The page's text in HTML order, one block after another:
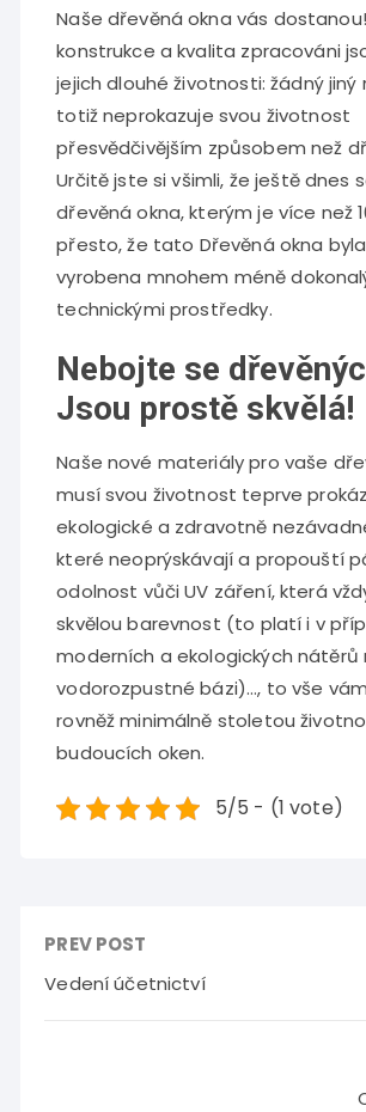
Naše dřevěná okna vás
konstrukce a kvalita zpracováni
jejich dlouhé životnosti: žádný jiný
totiž neprokazuje svou životnost
přesvědčivějším způsobem než
Určitě jste si všimli, že ještě dnes
dřevěná okna, kterým je více než
přesto, že tato Dřevěná okna
vyrobena mnohem méně
technickými prostředky.
Nebojte se
Jsou prostě skvělá!
Naše nové materiály pro vaše
musí svou životnost teprve
ekologické a zdravotně
které neoprýskávají a propouští
odolnost vůči UV záření, která
skvělou barevnost (to platí i v
moderních a ekologických nátěrů
vodorozpustné bázi)…, to vše
rovněž minimálně stoletou
budoucích oken.
5/5 - (1 vote)
PREV POST
Vedení účetnictví